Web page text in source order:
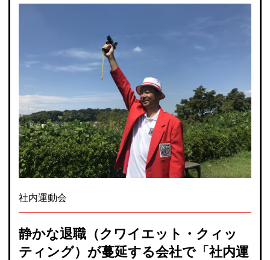
社内運動会
静かな退職（クワイエット・クィッ
ティング）が蔓延する会社で「社内運